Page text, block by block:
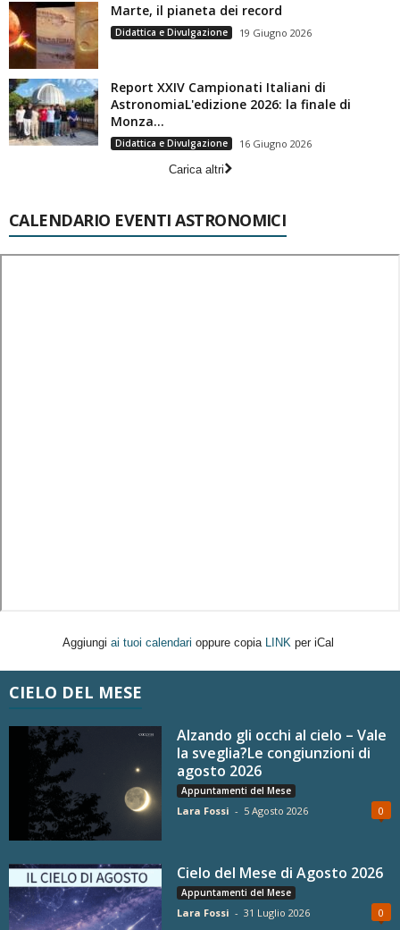
Marte, il pianeta dei record
Didattica e Divulgazione 19 Giugno 2026
Report XXIV Campionati Italiani di
AstronomiaL'edizione 2026: la finale di
Monza...
Didattica e Divulgazione
16 Giugno 2026
Carica altri
CALENDARIO EVENTI ASTRONOMICI
Aggiungi ai tuoi calendari oppure copia LINK per iCal
CIELO DEL MESE
Alzando gli occhi al cielo – Vale
la sveglia?Le congiunzioni di
agosto 2026
Appuntamenti del Mese
Lara Fossi - 5 Agosto 2026 0
Cielo del Mese di Agosto 2026
Appuntamenti del Mese
Lara Fossi - 31 Luglio 2026 0